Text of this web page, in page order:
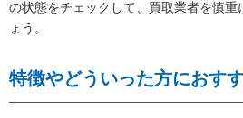
の状態をチェックして、買取業者を慎重
ょう。
特徴やどういった方におす